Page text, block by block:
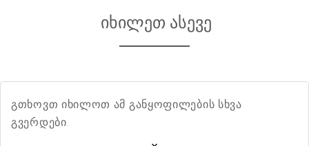
იხილეთ ასევე
გთხოვთ იხილოთ ამ განყოფილების სხვა
გვერდები.